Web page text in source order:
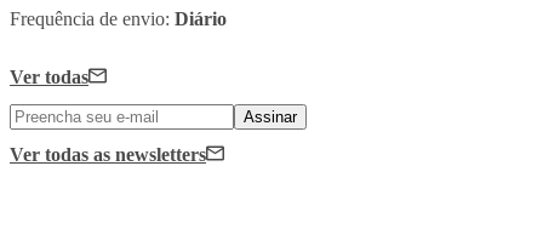
Frequência de envio: Diário
Ver todas
Assinar
Ver todas as newsletters